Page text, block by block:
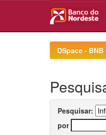
DSpace -
Pesquisar:
por